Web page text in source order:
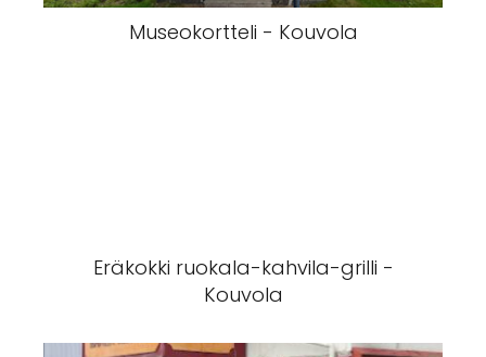
Museokortteli - Kouvola
Eräkokki ruokala-kahvila-grilli -
Kouvola